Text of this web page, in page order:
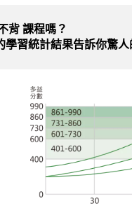
背 課程嗎？
習統計結果告訴你驚人